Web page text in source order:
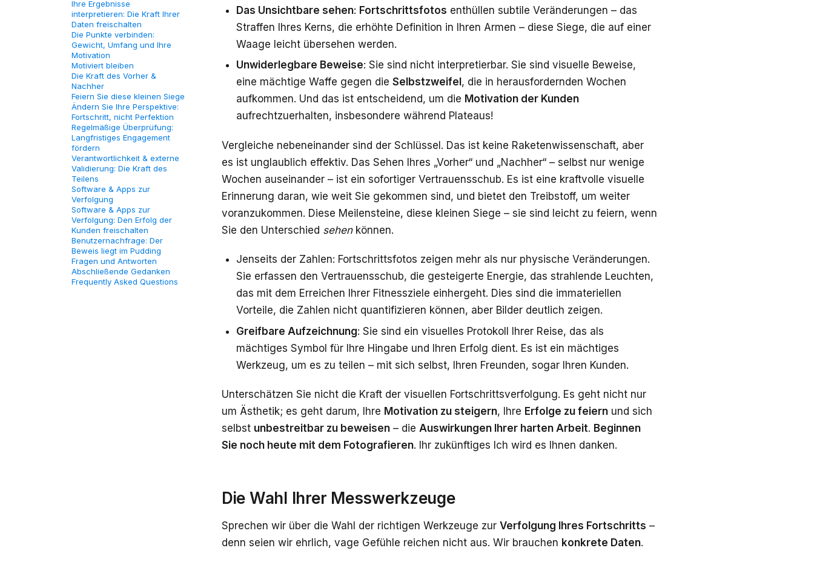
Ihre Ergebnisse
interpretieren: Die Kraft Ihrer
Daten freischalten
Die Punkte verbinden:
Gewicht, Umfang und Ihre
Motivation
Motiviert bleiben
Die Kraft des Vorher &
Nachher
Feiern Sie diese kleinen Siege
Ändern Sie Ihre Perspektive:
Fortschritt, nicht Perfektion
Regelmäßige Überprüfung:
Langfristiges Engagement
fördern
Verantwortlichkeit & externe
Validierung: Die Kraft des
Teilens
Software & Apps zur
Verfolgung
Software & Apps zur
Verfolgung: Den Erfolg der
Kunden freischalten
Benutzernachfrage: Der
Beweis liegt im Pudding
Fragen und Antworten
Abschließende Gedanken
Frequently Asked Questions
Das Unsichtbare sehen: Fortschrittsfotos enthüllen subtile Veränderungen – das
Straffen Ihres Kerns, die erhöhte Definition in Ihren Armen – diese Siege, die auf einer
Waage leicht übersehen werden.
Unwiderlegbare Beweise: Sie sind nicht interpretierbar. Sie sind visuelle Beweise,
eine mächtige Waffe gegen die Selbstzweifel , die in herausfordernden Wochen
aufkommen. Und das ist entscheidend, um die Motivation der Kunden
aufrechtzuerhalten, insbesondere während Plateaus!
Vergleiche nebeneinander sind der Schlüssel. Das ist keine Raketenwissenschaft, aber
es ist unglaublich effektiv. Das Sehen Ihres „Vorher“ und „Nachher“ – selbst nur wenige
Wochen auseinander – ist ein sofortiger Vertrauensschub. Es ist eine kraftvolle visuelle
Erinnerung daran, wie weit Sie gekommen sind, und bietet den Treibstoff, um weiter
voranzukommen. Diese Meilensteine, diese kleinen Siege – sie sind leicht zu feiern, wenn
Sie den Unterschied sehenkönnen.
Jenseits der Zahlen: Fortschrittsfotos zeigen mehr als nur physische Veränderungen.
Sie erfassen den Vertrauensschub, die gesteigerte Energie, das strahlende Leuchten,
das mit dem Erreichen Ihrer Fitnessziele einhergeht. Dies sind die immateriellen
Vorteile, die Zahlen nicht quantifizieren können, aber Bilder deutlich zeigen.
Greifbare Aufzeichnung: Sie sind ein visuelles Protokoll Ihrer Reise, das als
mächtiges Symbol für Ihre Hingabe und Ihren Erfolg dient. Es ist ein mächtiges
Werkzeug, um es zu teilen – mit sich selbst, Ihren Freunden, sogar Ihren Kunden.
Unterschätzen Sie nicht die Kraft der visuellen Fortschrittsverfolgung. Es geht nicht nur
um Ästhetik; es geht darum, Ihre Motivation zu steigern, Ihre Erfolge zu feiern und sich
selbst unbestreitbar zu beweisen – die Auswirkungen Ihrer harten Arbeit. Beginnen
Sie noch heute mit dem Fotografieren. Ihr zukünftiges Ich wird es Ihnen danken.
Die Wahl Ihrer Messwerkzeuge
Sprechen wir über die Wahl der richtigen Werkzeuge zur Verfolgung Ihres Fortschritts –
denn seien wir ehrlich, vage Gefühle reichen nicht aus. Wir brauchen konkrete Daten.